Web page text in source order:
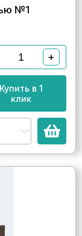
№1
+
Купить в 1
клик